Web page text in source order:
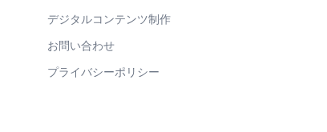
デジタルコンテンツ制作
お問い合わせ
プライバシーポリシー